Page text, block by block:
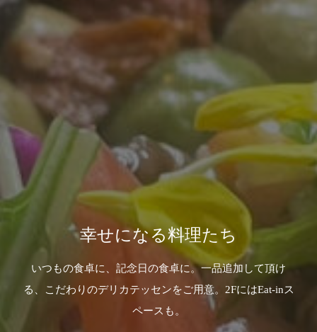
幸せになる料理たち
いつもの食卓に、記念日の食卓に。一品追加して頂け
る、こだわりのデリカテッセンをご用意。2FにはEat-inス
ペースも。